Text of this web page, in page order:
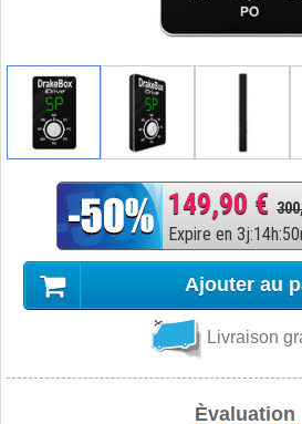
149,90 €
Expire en 3j:14h:50
Ajouter au
Livraison
Èvaluation